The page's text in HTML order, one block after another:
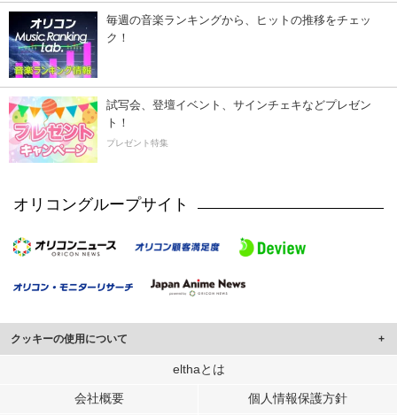
毎週の音楽ランキングから、ヒットの推移をチェッ
ク！
試写会、登壇イベント、サインチェキなどプレゼン
ト！
プレゼント特集
オリコングループサイト
クッキーの使用について
このサイトでは Cookie を使用して、ユーザーに合わせたコンテンツや広告の
行っています。
elthaとは
会社概要 個人情報保護方針